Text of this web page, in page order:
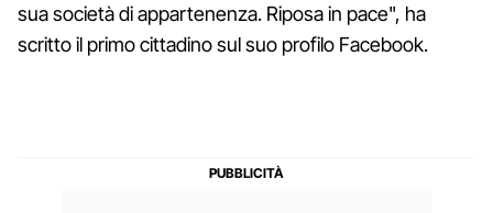
sua società di appartenenza. Riposa in pace", ha
scritto il primo cittadino sul suo profilo Facebook.